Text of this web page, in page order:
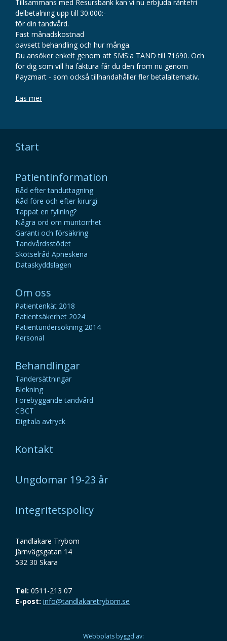
Tillsammans med Resursbank kan vi nu erbjuda räntefri
delbetalning upp till 30.000:-
för din tandvård.
Fast månadskostnad
oavsett behandling och hur många.
Du ansöker enkelt genom att SMS:a TAND till 71690. Och
för dig som vill ha faktura får du den from nu genom
Payzmart - som också tillhandahåller fler betalalternativ.
Läs mer
Start
Patientinformation
Råd efter tanduttagning
Råd före och efter kirurgi
Tappat en fyllning?
Några ord om muntorrhet
Garanti och försäkring
Tandvårdsstödet
Skötselråd Apneskena
Dataskyddslagen
Om oss
Patientenkät 2018
Patientsäkerhet 2024
Patientundersökning 2014
Personal
Behandlingar
Tandersättningar
Blekning
Förebyggande tandvård
CBCT
Digitala avtryck
Kontakt
Ungdomar 19-23 år
Integritetspolicy
Tandläkare Trybom
Järnvägsgatan 14
532 30 Skara
Tel: 0511-213 07
E-post: info@tandlakaretrybom.se
Webbplats byggd av: